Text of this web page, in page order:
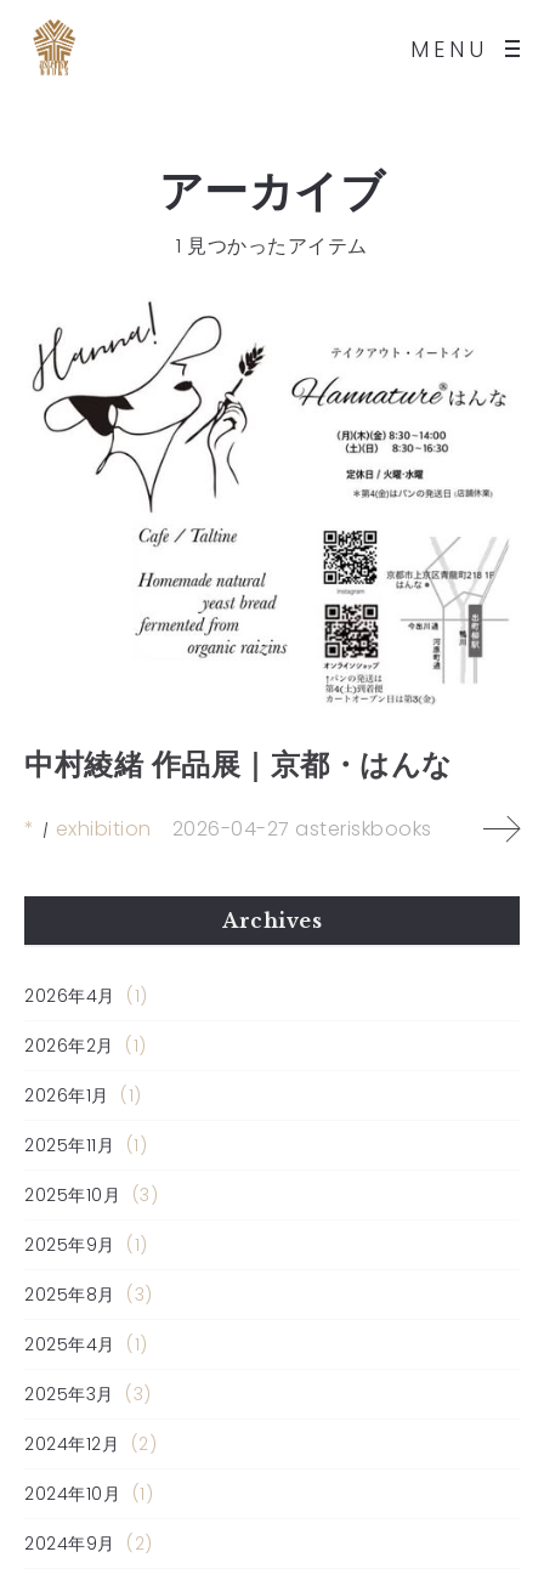
MENU
アーカイブ
1 見つかったアイテム
中村綾緒 作品展｜京都・はんな
* exhibition 2026-04-27 asteriskbooks
Archives
2026年4月 (1)
2026年2月 (1)
2026年1月 (1)
2025年11月 (1)
2025年10月 (3)
2025年9月 (1)
2025年8月 (3)
2025年4月 (1)
2025年3月 (3)
2024年12月 (2)
2024年10月 (1)
2024年9月 (2)